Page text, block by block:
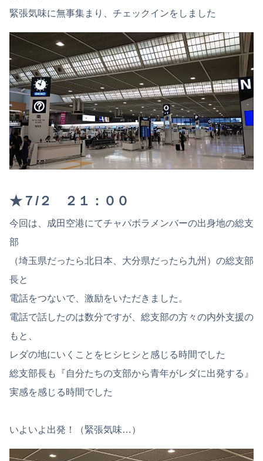
緊張気味に無事集まり、チェックインをしました
★７/２ ２１：００
今回は、成田空港にてチャパボラメンバーの出身地の総支
部
（埼玉県だったら北日本、大分県だったら九州）の総支部
長と
電話をつないで、激励をいただきました。
電話で話したのは数分ですが、総支部の方々の内外支援の
もと、
レダの地にいくことをヒシヒシと感じる時間でした
総支部長も『自分たちの支部から青年がレダに出発する』
実感を感じる時間でした
いよいよ出発！（緊張気味…）